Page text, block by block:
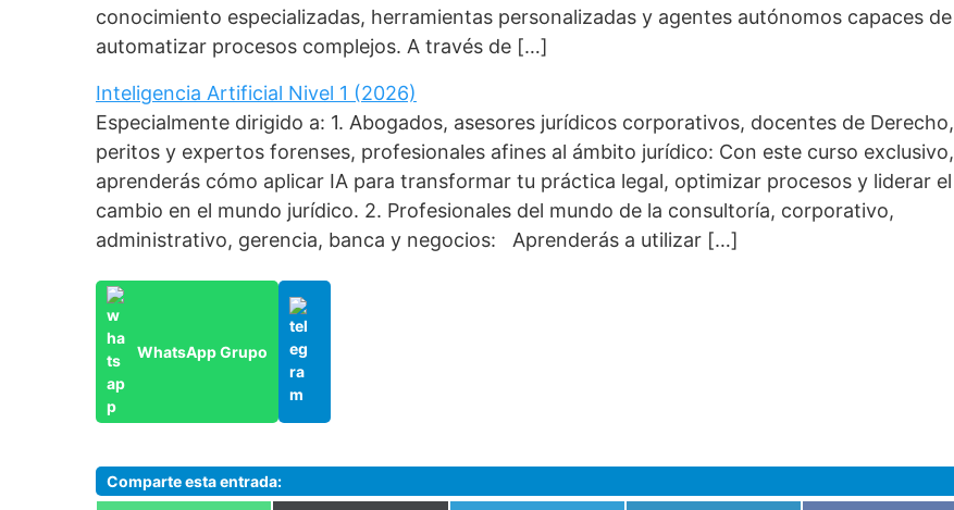
conocimiento especializadas, herramientas personalizadas y agentes autónomos capaces de
automatizar procesos complejos. A través de […]
Inteligencia Artificial Nivel 1 (2026)
Especialmente dirigido a: 1. Abogados, asesores jurídicos corporativos, docentes de Derecho,
peritos y expertos forenses, profesionales afines al ámbito jurídico: Con este curso exclusivo,
aprenderás cómo aplicar IA para transformar tu práctica legal, optimizar procesos y liderar el
cambio en el mundo jurídico. 2. Profesionales del mundo de la consultoría, corporativo,
administrativo, gerencia, banca y negocios: Aprenderás a utilizar […]
WhatsApp Grupo
Comparte esta entrada: